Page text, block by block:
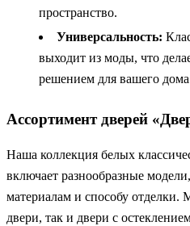
пространство.
Универсальность:
выходит из моды, что
решением для вашего
Ассортимент дверей
Наша коллекция белых
включает разнообразные
материалам и способу отделки.
двери, так и двери с